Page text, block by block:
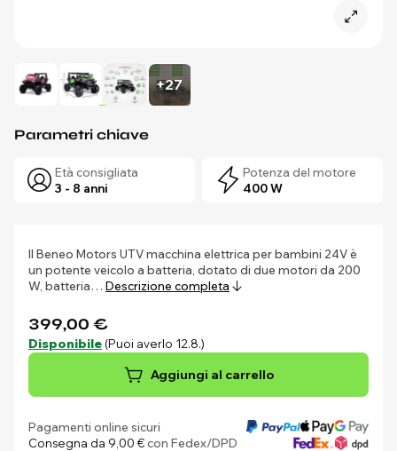
+27
Parametri chiave
Età consigliata
3 - 8 anni
Potenza del motore
400 W
Il Beneo Motors UTV macchina elettrica per bambini 24V è
un potente veicolo a batteria, dotato di due motori da 200
W, batteria… Descrizione completa
399,00 €
Disponibile (Puoi averlo 12.8.)
Aggiungi al carrello
Pagamenti online sicuri
Consegna da 9,00 €con Fedex/DPD